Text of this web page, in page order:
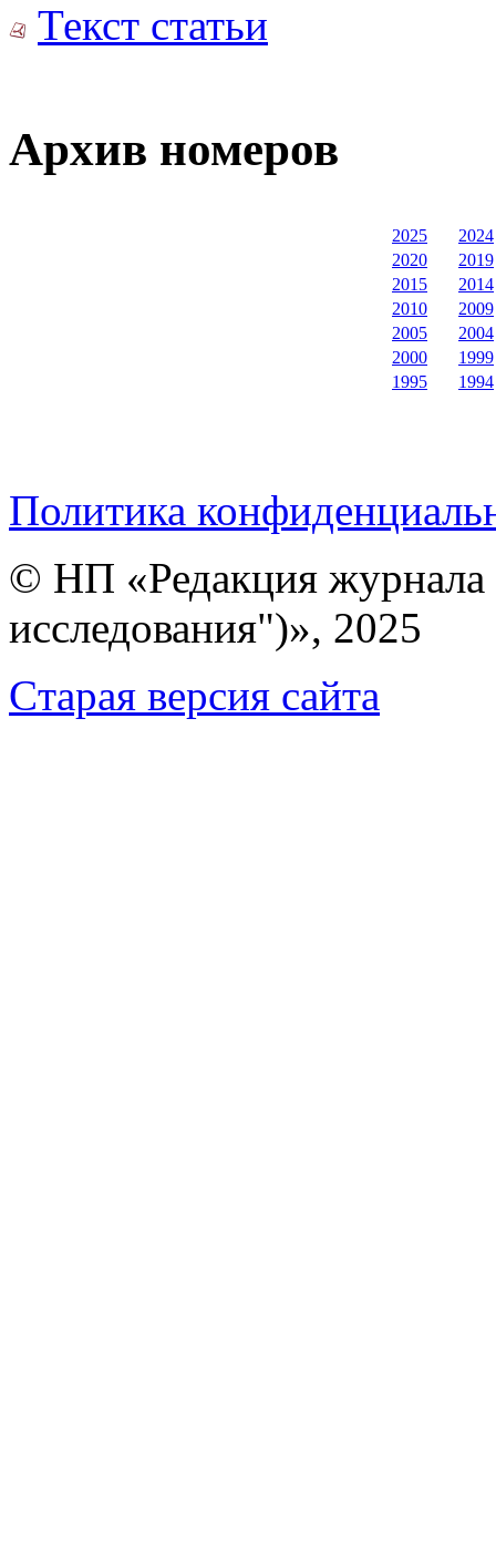
Текст статьи
Архив номеров
2025
2024
2020
2019
2015
2014
2010
2009
2005
2004
2000
1999
1995
1994
Политика
© НП «Редакция
исследования")», 2025
Cтарая версия сайта